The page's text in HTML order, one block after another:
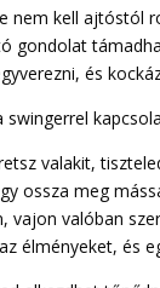
nem kell ajtóstól
gondolat
és
swingerrel
valakit,
ossza meg
vajon valóban
élményeket, és